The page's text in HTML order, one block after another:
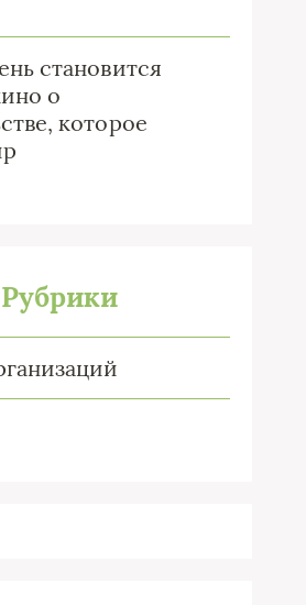
становится
о
которое
Рубрики